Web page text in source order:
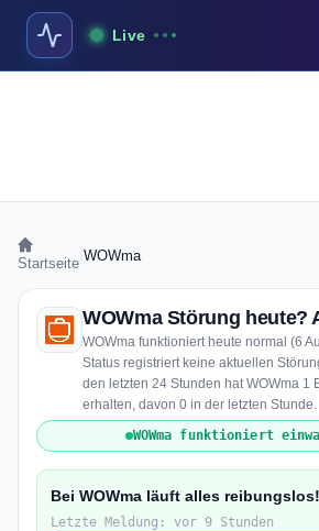
Live
Startseite WOWma
WOWma Störung heute?
WOWma funktioniert heute normal (6
Status registriert keine aktuellen
den letzten 24 Stunden hat WOWma 1
erhalten, davon 0 in der letzten Stunde.
WOWma funktioniert
Bei WOWma läuft alles reibungslos!
Letzte Meldung: vor 9 Stunden